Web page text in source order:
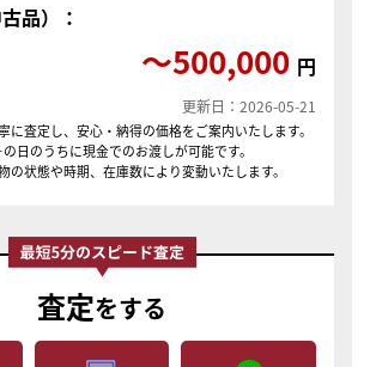
品）：
〜500,000 円
更新日：2026-05-21
に査定し、安心・納得の価格をご案内いたします。
日のうちに現金でのお渡しが可能です。
の状態や時期、在庫数により変動いたします。
査定をする